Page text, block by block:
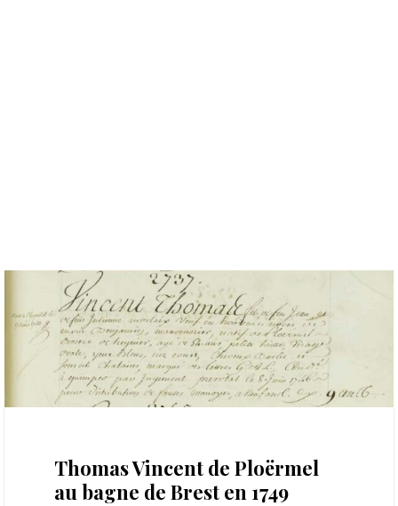
Thomas Vincent de Ploërmel
au bagne de Brest en 1749